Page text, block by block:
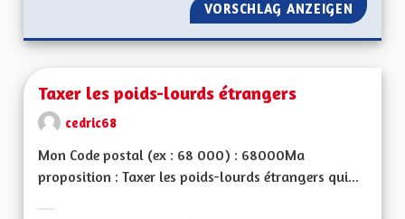
VORSCHLAG ANZEIGEN TOITS
Taxer les poids-lourds étrangers
cedric68
Mon Code postal (ex : 68 000) : 68000Ma
proposition : Taxer les poids-lourds étrangers qui...